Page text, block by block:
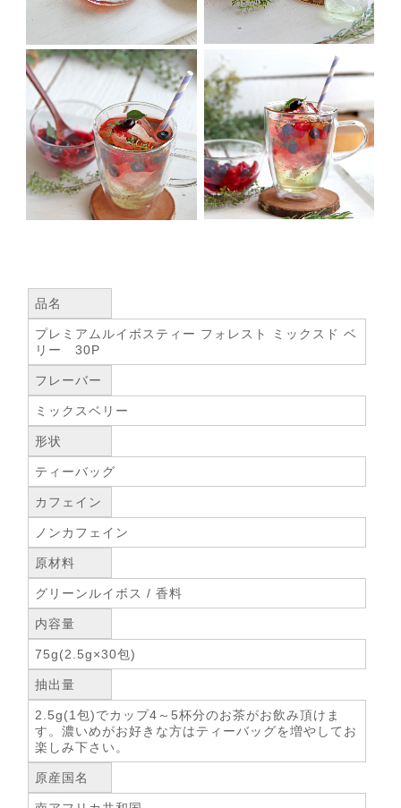
品名
プレミアムルイボスティー フォレスト ミックスド ベ
リー 30P
フレーバー
ミックスベリー
形状
ティーバッグ
カフェイン
ノンカフェイン
原材料
グリーンルイボス / 香料
内容量
75g(2.5g×30包)
抽出量
2.5g(1包)でカップ4～5杯分のお茶がお飲み頂けま
す。濃いめがお好きな方はティーバッグを増やしてお
楽しみ下さい。
原産国名